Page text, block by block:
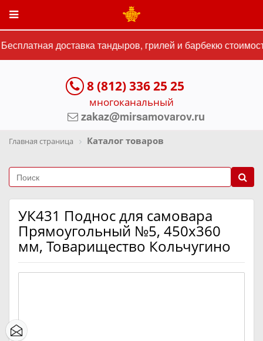
доставка тандыров, грилей и барбекю
8 (812) 336 25 25
многоканальный
zakaz@mirsamovarov.ru
Главная страница Каталог товаров
УК431 Поднос для самовара
Прямоугольный №5, 450х360
мм, Товарищество Кольчугино